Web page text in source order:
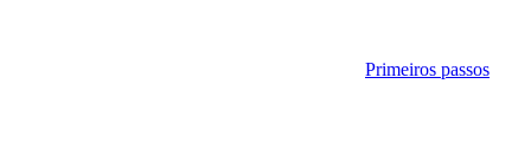
Primeiros passos